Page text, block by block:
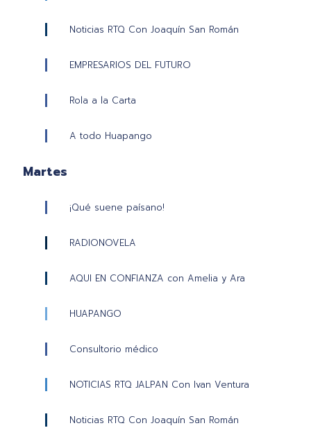
Noticias RTQ Con Joaquín San Román
EMPRESARIOS DEL FUTURO
Rola a la Carta
A todo Huapango
Martes
¡Qué suene paísano!
RADIONOVELA
AQUI EN CONFIANZA con Amelia y Ara
HUAPANGO
Consultorio médico
NOTICIAS RTQ JALPAN Con Ivan Ventura
Noticias RTQ Con Joaquín San Román